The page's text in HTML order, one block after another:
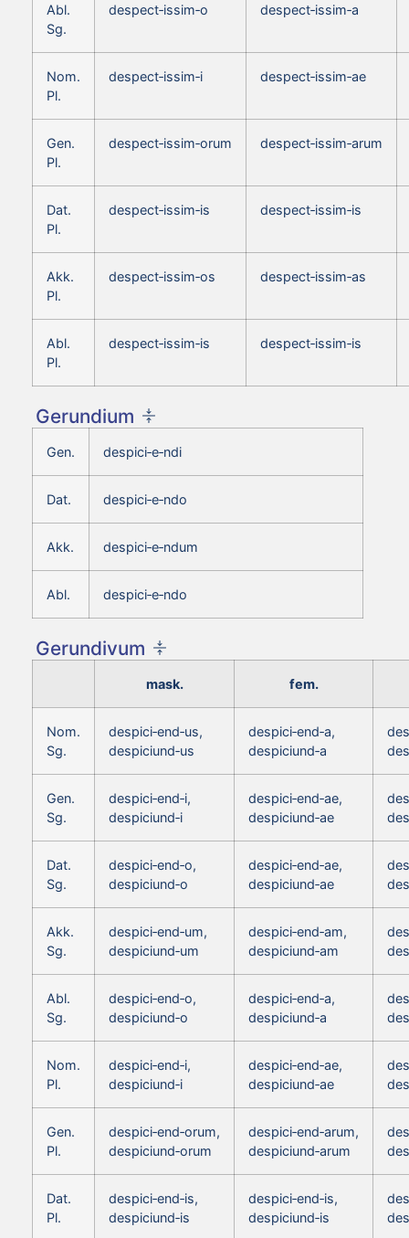
Abl.
Sg.
despect‑issim‑o despect‑issim‑a
Nom.
Pl.
despect‑issim‑i despect‑issim‑ae
Gen.
Pl.
despect‑issim‑orum despect‑issim‑arum
Dat.
Pl.
despect‑issim‑is despect‑issim‑is
Akk.
Pl.
despect‑issim‑os despect‑issim‑as
Abl.
Pl.
despect‑issim‑is despect‑issim‑is
Gerundium
Gen. despici‑e‑ndi
Dat. despici‑e‑ndo
Akk. despici‑e‑ndum
Abl. despici‑e‑ndo
Gerundivum
mask. fem.
Nom.
Sg.
despici‑end‑us,
despiciund‑us
despici‑end‑a,
despiciund‑a
Gen.
Sg.
despici‑end‑i,
despiciund‑i
despici‑end‑ae,
despiciund‑ae
Dat.
Sg.
despici‑end‑o,
despiciund‑o
despici‑end‑ae,
despiciund‑ae
Akk.
Sg.
despici‑end‑um,
despiciund‑um
despici‑end‑am,
despiciund‑am
Abl.
Sg.
despici‑end‑o,
despiciund‑o
despici‑end‑a,
despiciund‑a
Nom.
Pl.
despici‑end‑i,
despiciund‑i
despici‑end‑ae,
despiciund‑ae
Gen.
Pl.
despici‑end‑orum,
despiciund‑orum
despici‑end‑arum,
despiciund‑arum
Dat.
Pl.
despici‑end‑is,
despiciund‑is
despici‑end‑is,
despiciund‑is